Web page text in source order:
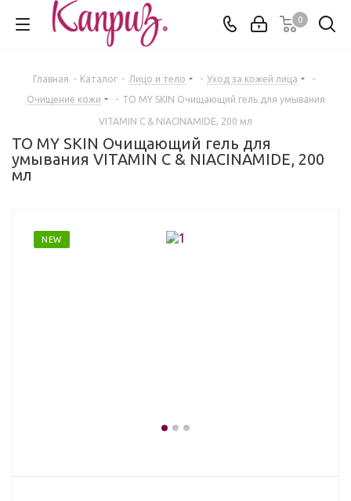
0
Главная - Каталог - Лицо и тело - Уход за кожей лица
-
Очищение кожи
- TO MY SKIN Очищающий гель для умывания
VITAMIN C & NIACINAMIDE, 200 мл
TO MY SKIN Очищающий гель для
умывания VITAMIN C & NIACINAMIDE, 200
мл
NEW